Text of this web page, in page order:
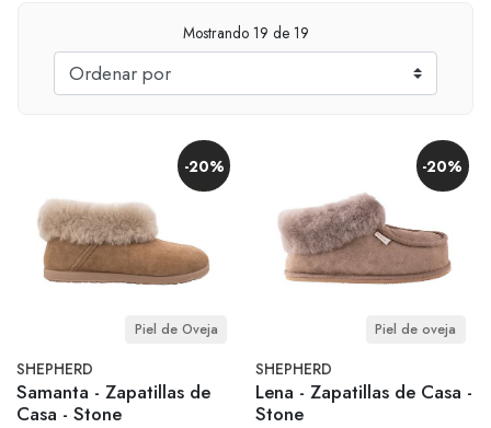
Mostrando 19 de 19
-20%
Piel de Oveja
SHEPHERD
Samanta - Zapatillas de
Casa - Stone
-20%
Piel de oveja
SHEPHERD
Lena - Zapatillas de Casa -
Stone